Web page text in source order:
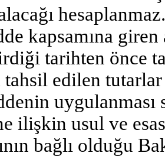
hesaplanmaz.
kapsamına
tarihten önce
tahsil edilen
uygulanması
ilişkin usul ve
bağlı olduğu